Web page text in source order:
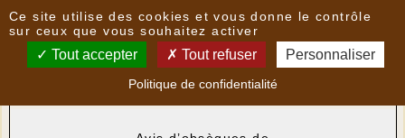
Nouvelles
Avis d'obsèques de Monsieur Lucien DOUBLEN
Ce site utilise des cookies et vous donne le contrôle
sur ceux que vous souhaitez activer
Tout accepter Tout refuser Personnaliser
Politique de confidentialité